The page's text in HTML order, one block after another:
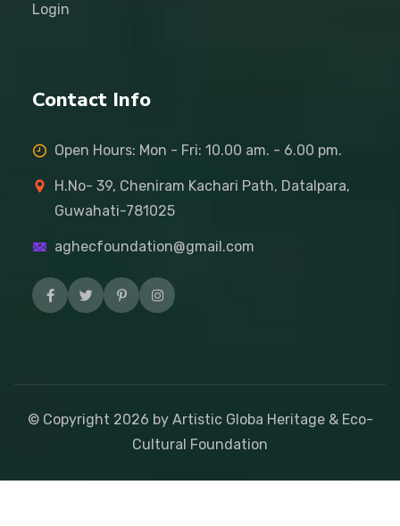
Login
Contact Info
Open Hours: Mon - Fri: 10.00 am. - 6.00 pm.
H.No- 39, Cheniram Kachari Path, Datalpara,
Guwahati-781025
aghecfoundation@gmail.com
© Copyright 2026 by Artistic Globa Heritage & Eco-
Cultural Foundation